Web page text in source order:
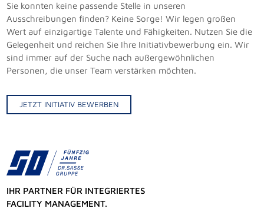
Sie konnten keine passende Stelle in unseren
Ausschreibungen finden? Keine Sorge! Wir legen großen
Wert auf einzigartige Talente und Fähigkeiten. Nutzen Sie die
Gelegenheit und reichen Sie Ihre Initiativbewerbung ein. Wir
sind immer auf der Suche nach außergewöhnlichen
Personen, die unser Team verstärken möchten.
JETZT INITIATIV BEWERBEN
IHR PARTNER FÜR INTEGRIERTES
FACILITY MANAGEMENT.